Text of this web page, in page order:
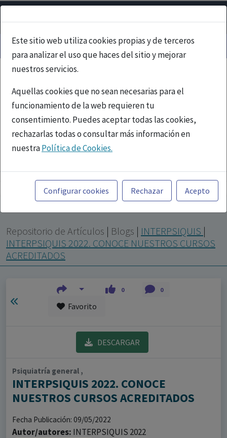
Este sitio web utiliza cookies propias y de terceros
para analizar el uso que haces del sitio y mejorar
nuestros servicios.
Aquellas cookies que no sean necesarias para el
funcionamiento de la web requieren tu
consentimiento. Puedes aceptar todas las cookies,
rechazarlas todas o consultar más información en
nuestraPolítica de Cookies.
Toda la información incluida en la Página Web está
referida a productos del mercado español y, por
tanto, dirigida a profesionales sanitarios legalmente
facultados para prescribir o dispensar medicamentos
con ejercicio profesional. La información técnica de los
fármacos se facilita a título meramente informativo,
siendo responsabilidad de los profesionales
facultados prescribir medicamentos y decidir, en cada
caso concreto, el tratamiento más adecuado a las
necesidades del paciente.
Configurar cookies Rechazar Acepto
Repositorio de Artículos | Blogs | INTERPSIQUIS |
INTERPSIQUIS 2022. CONOCE NUESTROS CURSOS
ACREDITADOS
0 0
Favorito
DESCARGAR
Psiquiatría general ,
INTERPSIQUIS 2022. CONOCE
NUESTROS CURSOS ACREDITADOS
Fecha Publicación: 09/05/2022
Autor/autores: INTERPSIQUIS 2022